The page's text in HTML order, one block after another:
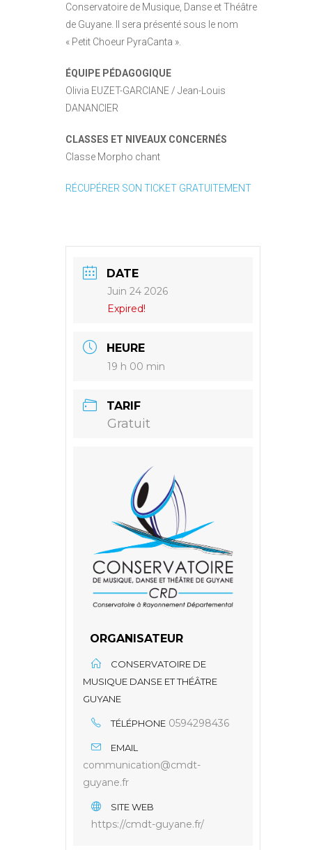
Conservatoire de Musique, Danse et Théâtre
de Guyane. Il sera présenté sous le nom
« Petit Choeur PyraCanta ».
ÉQUIPE PÉDAGOGIQUE
Olivia EUZET-GARCIANE / Jean-Louis
DANANCIER
CLASSES ET NIVEAUX CONCERNÉS
Classe Morpho chant
RÉCUPÉRER SON TICKET GRATUITEMENT
DATE
Juin 24 2026
Expired!
HEURE
19 h 00 min
TARIF
Gratuit
ORGANISATEUR
CONSERVATOIRE DE
MUSIQUE DANSE ET THÉÂTRE
GUYANE
TÉLÉPHONE 0594298436
EMAIL
communication@cmdt-
guyane.fr
SITE WEB
https://cmdt-guyane.fr/